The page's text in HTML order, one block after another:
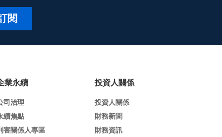
閱
業永續
司治理
續焦點
害關係人專區
投資人關係
投資人關係
財務新聞
財務資訊